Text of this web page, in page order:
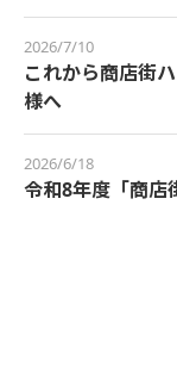
2026/7/10
これから商店街
様へ
2026/6/18
令和8年度「商店